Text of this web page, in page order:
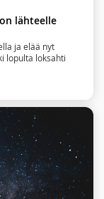
lähteelle
ja elää nyt
lopulta loksahti